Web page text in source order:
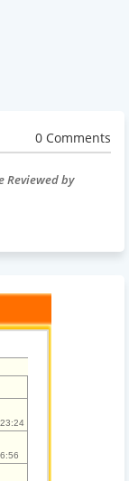
0 Comments
Reviewed by